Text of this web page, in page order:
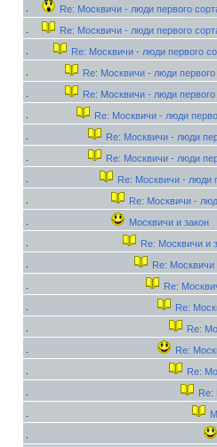
Re: Москвичи - люди первого
Re: Москвичи - люди первого
Re: Москвичи - люди первого
Re: Москвичи - люди первого
Re: Москвичи - люди первого
Re: Москвичи - люди
Re: Москвичи - люди
Re: Москвичи - люди
Re: Москвичи - люди
Re: Москвичи -
Москвичи и закон
Re: Москвичи и
Re: Москвичи
Re:
Re:
Re:
Re:
Re:
Re: